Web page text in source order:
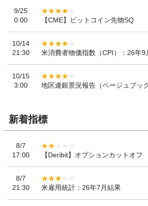
9/25
0:00
【CME】ビットコイン先物SQ
10/14
21:30
米消費者物価指数（CPI）：26年9
10/15
3:00
地区連銀景況報告（ベージュブック
新着指標
8/7
17:00
【Deribit】オプションカットオフ
8/7
21:30
米雇用統計：26年7月結果